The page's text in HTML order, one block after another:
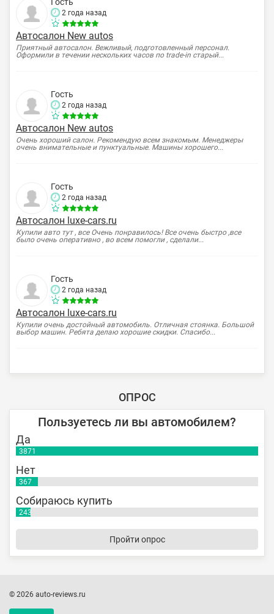
2 года назад
Автосалон New autos
Приятный автосалон. Вежливый, подготовленный персонал.
Оформили в течении нескольких часов по trade-in старый...
Гость
2 года назад
Автосалон New autos
Очень хороший салон. Рекомендую всем знакомым. Менеджеры
очень внимательные и пунктуальные. Машины хорошего...
Гость
2 года назад
Автосалон luxe-cars.ru
Купили авто тут , все Очень понравилось! Все очень быстро ,все
было очень оперативно , во всем помогли , сделали...
Гость
2 года назад
Автосалон luxe-cars.ru
Купили очень достойный автомобиль. Отличная стоянка. Большой
выбор машин. Ребята делаю хорошие скидки. Спасибо...
ОПРОС
Пользуетесь ли вы автомобилем?
Да
3871
Нет
367
Собираюсь купить
243
Пройти опрос
© 2026 auto-reviews.ru